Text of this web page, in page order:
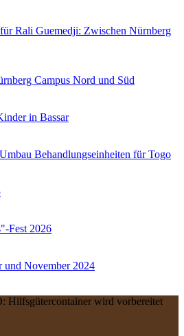
Rali Guemedji: Zwischen Nürnberg
Campus Nord und Süd
in Bassar
Behandlungseinheiten für Togo
Fest 2026
und November 2024